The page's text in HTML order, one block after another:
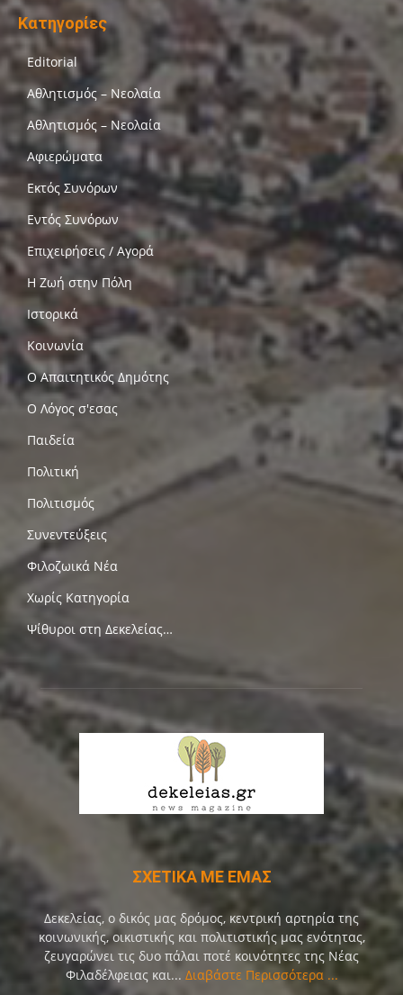
Κατηγορίες
Editorial
Αθλητισμός – Νεολαία
Αθλητισμός – Νεολαία
Αφιερώματα
Εκτός Συνόρων
Εντός Συνόρων
Επιχειρήσεις / Αγορά
Η Ζωή στην Πόλη
Ιστορικά
Κοινωνία
Ο Απαιτητικός Δημότης
Ο Λόγος σ'εσας
Παιδεία
Πολιτική
Πολιτισμός
Συνεντεύξεις
Φιλοζωικά Νέα
Χωρίς Κατηγορία
Ψίθυροι στη Δεκελείας…
ΣΧΕΤΙΚΑ ΜΕ ΕΜΑΣ
Δεκελείας, ο δικός μας δρόμος, κεντρική αρτηρία της
κοινωνικής, οικιστικής και πολιτιστικής μας ενότητας,
ζευγαρώνει τις δυο πάλαι ποτέ κοινότητες της Νέας
Φιλαδέλφειας και... Διαβάστε Περισσότερα ...